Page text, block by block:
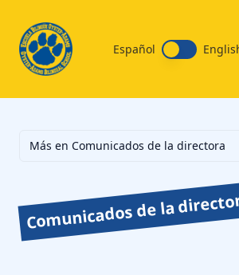
Español
Más en Comunicados de la directora
Comunicados de la